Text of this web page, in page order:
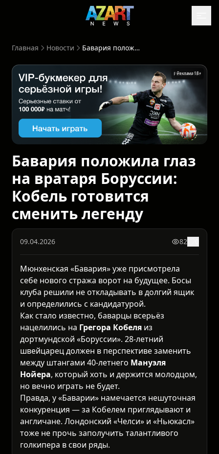
Главная Новости Бавария положила глаз на вратаря Боруссии: Кобель готовится сменить легенду
Реклама 18+
Бавария положила глаз
на вратаря Боруссии:
Кобель готовится
сменить легенду
09.04.2026 82
Мюнхенская «Бавария» уже присмотрела
себе нового стража ворот на будущее. Босы
клуба решили не откладывать в долгий ящик
и определились с кандидатурой.
Как стало известно, баварцы всерьёз
нацелились на Грегора Кобеля из
дортмундской «Боруссии». 28-летний
швейцарец должен в перспективе заменить
между штангами 40-летнего Мануэля
Нойера, который хоть и держится молодцом,
но вечно играть не будет.
Правда, у «Баварии» намечается нешуточная
конкуренция — за Кобелем приглядывают и
англичане. Лондонский «Челси» и «Ньюкасл»
тоже не прочь заполучить талантливого
голкипера в свои ряды.